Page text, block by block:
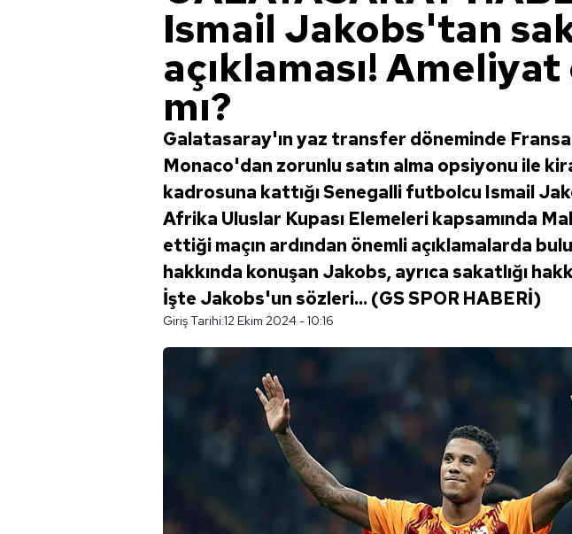
Ismail Jakobs'tan
açıklaması!
mı?
Galatasaray'ın yaz transfer döneminde
Monaco'dan zorunlu satın alma opsiyonu ile
kadrosuna kattığı Senegalli futbolcu Ismail
Afrika Uluslar Kupası Elemeleri kapsamında
ettiği maçın ardından önemli açıklamalarda
hakkında konuşan Jakobs, ayrıca sakatlığı
İşte Jakobs'un sözleri... (GS SPOR HABERİ)
Giriş Tarihi:12 Ekim 2024 - 10:16